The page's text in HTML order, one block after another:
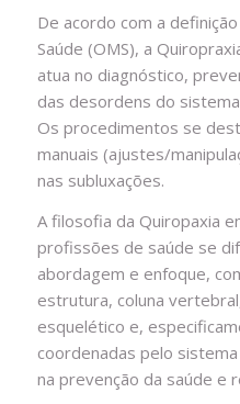
De acordo com a
Saúde (OMS), a
atua no diagnóstico,
das desordens do
Os procedimentos se
manuais (ajustes/
nas subluxações.
A filosofia da Quiropaxia
profissões de saúde se
abordagem e enfoque,
estrutura, coluna
esquelético e,
coordenadas pelo
na prevenção da saúde e